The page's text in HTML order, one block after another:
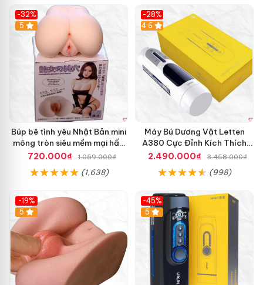
-32%
Hot
5
Búp bê tình yêu Nhật Bản mini
mông tròn siêu mềm mại hấp
dẫn
720.000₫ 1.059.000₫
(1,638)
-28%
Hot
4.6
Máy Bú Dương Vật Letten
A380 Cực Đỉnh Kích Thích
Mạnh Mẽ
2.490.000₫ 3.458.000₫
(998)
-19%
Hot
5
-45%
Hot
5